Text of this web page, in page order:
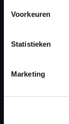
Voorkeuren
Statistieken
Marketing
per maand
team van
passende
grote